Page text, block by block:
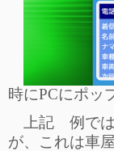
時にPCにポッ
上記 例では
が、これは車